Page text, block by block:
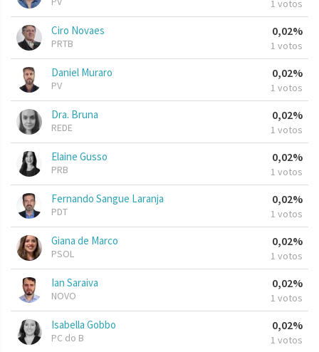
1 votos
Ciro Novaes
PRTB
0,02%
1 votos
Daniel Muraro
PV
0,02%
1 votos
Dra. Bruna
REDE
0,02%
1 votos
Elaine Gusso
PRB
0,02%
1 votos
Fernando Sangue Laranja
PDT
0,02%
1 votos
Giana de Marco
PSOL
0,02%
1 votos
Ian Saraiva
NOVO
0,02%
1 votos
Isabella Gobbo
PC do B
0,02%
1 votos